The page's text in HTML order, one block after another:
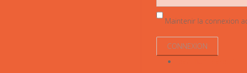
Maintenir la connexion